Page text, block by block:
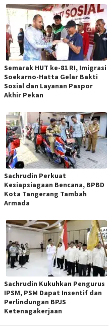
Semarak HUT ke-81 RI, Imigrasi
Soekarno-Hatta Gelar Bakti
Sosial dan Layanan Paspor
Akhir Pekan
Sachrudin Perkuat
Kesiapsiagaan Bencana, BPBD
Kota Tangerang Tambah
Armada
Sachrudin Kukuhkan Pengurus
IPSM, PSM Dapat Insentif dan
Perlindungan BPJS
Ketenagakerjaan